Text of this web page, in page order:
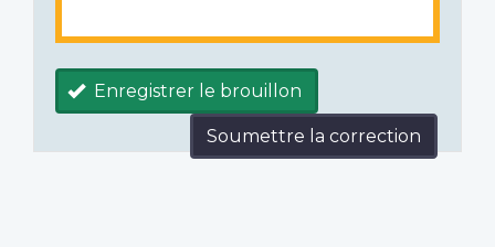
Enregistrer le brouillon
Soumettre la correction